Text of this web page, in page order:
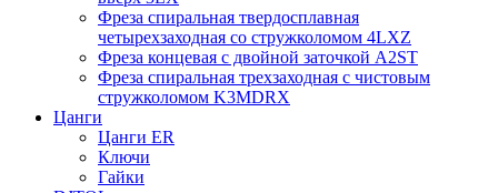
Фреза спиральная твердосплавная
четырехзаходная со стружколомом 4LXZ
Фреза концевая с двойной заточкой A2ST
Фреза спиральная трехзаходная с чистовым
стружколомом K3MDRX
Цанги
Цанги ER
Ключи
Гайки